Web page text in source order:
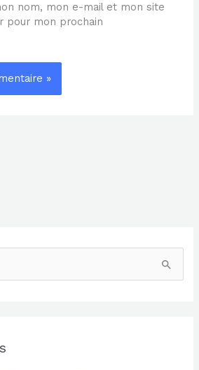
nom, mon e-mail et mon site
pour mon prochain